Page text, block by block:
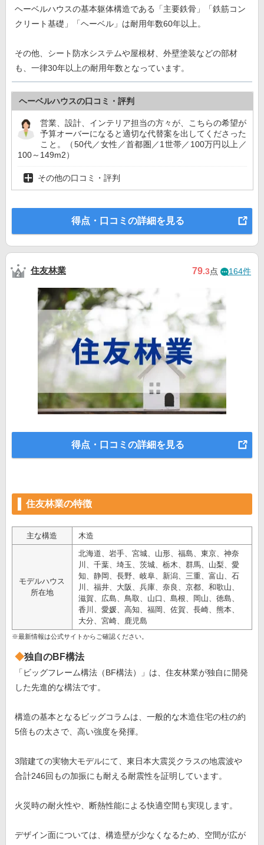
ヘーベルハウスの基本躯体構造である「主要鉄骨」「鉄筋コン
クリート基礎」「ヘーベル」は耐用年数60年以上。
その他、シート防水システムや屋根材、外壁塗装などの部材
も、一律30年以上の耐用年数となっています。
ヘーベルハウスの口コミ・評判
営業、設計、インテリア担当の方々が、こちらの希望が
予算オーバーになると適切な代替案を出してくださった
こと。（50代／女性／首都圏／1世帯／100万円以上／
100～149m2）
その他の口コミ・評判
得点・口コミの詳細を見る
住友林業 79.3点 164件
得点・口コミの詳細を見る
住友林業の特徴
主な構造 木造
モデルハウス
所在地
北海道、岩手、宮城、山形、福島、東京、神奈
川、千葉、埼玉、茨城、栃木、群馬、山梨、愛
知、静岡、長野、岐阜、新潟、三重、富山、石
川、福井、大阪、兵庫、奈良、京都、和歌山、
滋賀、広島、鳥取、山口、島根、岡山、徳島、
香川、愛媛、高知、福岡、佐賀、長崎、熊本、
大分、宮崎、鹿児島
※最新情報は公式サイトからご確認ください。
独自のBF構法
「ビッグフレーム構法（BF構法）」は、住友林業が独自に開発
した先進的な構法です。
構造の基本となるビッグコラムは、一般的な木造住宅の柱の約
5倍もの太さで、高い強度を発揮。
3階建ての実物大モデルにて、東日本大震災クラスの地震波や
合計246回もの加振にも耐える耐震性を証明しています。
火災時の耐火性や、断熱性能による快適空間も実現します。
デザイン面については、構造壁が少なくなるため、空間が広が